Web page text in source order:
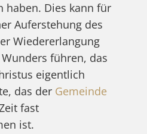
haben. Dies kann für
Auferstehung des
Wiedererlangung
führen, das
eigentlich
das der Gemeinde
fast
ist.